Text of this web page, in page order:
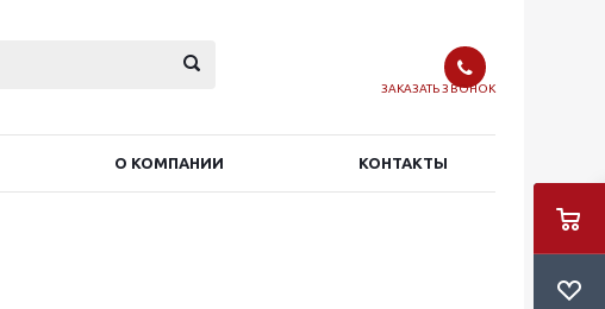
ЗАКАЗАТЬ ЗВОНОК
О КОМПАНИИ КОНТАКТЫ